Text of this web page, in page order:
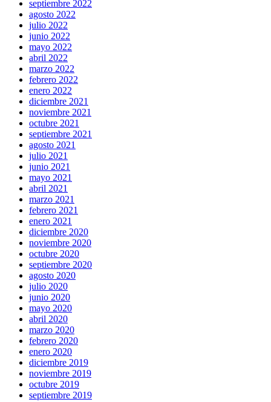
septiembre 2022
agosto 2022
julio 2022
junio 2022
mayo 2022
abril 2022
marzo 2022
febrero 2022
enero 2022
diciembre 2021
noviembre 2021
octubre 2021
septiembre 2021
agosto 2021
julio 2021
junio 2021
mayo 2021
abril 2021
marzo 2021
febrero 2021
enero 2021
diciembre 2020
noviembre 2020
octubre 2020
septiembre 2020
agosto 2020
julio 2020
junio 2020
mayo 2020
abril 2020
marzo 2020
febrero 2020
enero 2020
diciembre 2019
noviembre 2019
octubre 2019
septiembre 2019